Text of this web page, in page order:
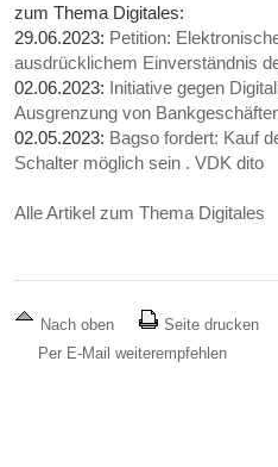
zum Thema Digitales:
29.06.2023: Petition:
ausdrücklichem Einverständnis
02.06.2023: Initiative gegen
Ausgrenzung von
02.05.2023: Bagso fordert: Kauf
Schalter möglich sein . VDK dito
Alle Artikel zum Thema Digitales
Nach oben
Seite drucken
Per E-Mail weiterempfehlen